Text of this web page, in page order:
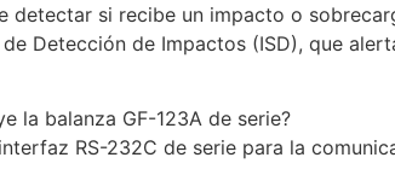
detectar si recibe un impacto o
Detección de Impactos (ISD), que
la balanza GF-123A de serie?
RS-232C de serie para la